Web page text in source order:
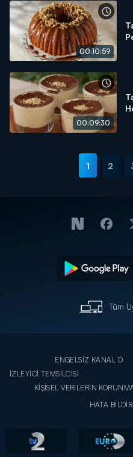
00:10:59
00:09:30
1 2
Tüm
ENGELSİZ KANAL D
İZLEYİCİ TEMSİLCİSİ
KİŞİSEL VERİLERİN
HATA BİLDİR